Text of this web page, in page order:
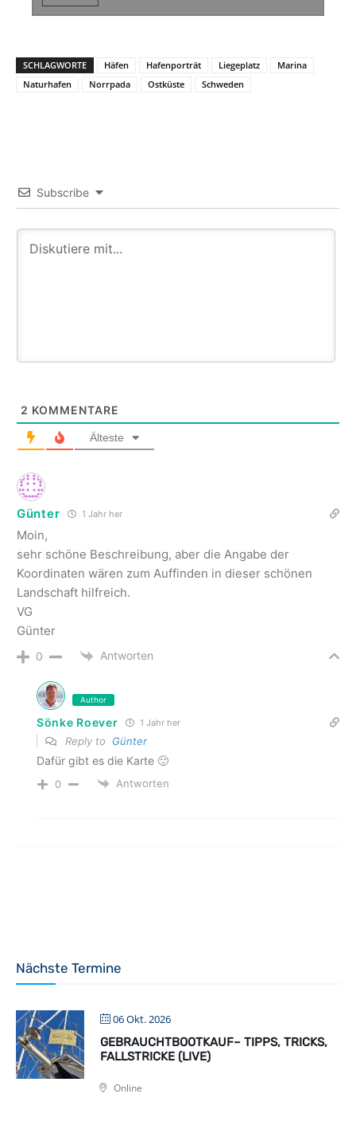
SCHLAGWORTE Häfen Hafenporträt Liegeplatz
Marina
Naturhafen
Norrpada Ostküste Schweden
Subscribe
2 KOMMENTARE
Älteste
Günter 1 Jahr her
Moin,
sehr schöne Beschreibung, aber die Angabe der
Koordinaten wären zum Auffinden in dieser schönen
Landschaft hilfreich.
VG
Günter
0 Antworten
Author
Sönke Roever 1 Jahr her
Reply to Günter
Dafür gibt es die Karte 🙂
0 Antworten
Nächste Termine
06 Okt. 2026
GEBRAUCHTBOOTKAUF– TIPPS, TRICKS,
FALLSTRICKE (LIVE)
Online